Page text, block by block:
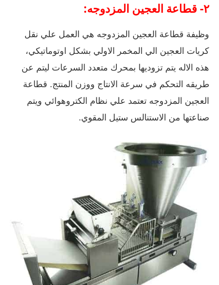
٢- قطاعة العجين المزدوجه:
وظيفة قطاعة العجين المزدوجه هي العمل علي نقل
كريات العجين الي المخمر الاولي بشكل اوتوماتيكي،
هذه الاله يتم تزوديها بمحرك متعدد السرعات ليتم عن
طريقه التحكم في سرعة الانتاج ووزن المنتج. قطاعة
العجين المزدوجه تعتمد علي نظام الكتروهوائي ويتم
صناعتها من الاستنالس ستيل المقوي.